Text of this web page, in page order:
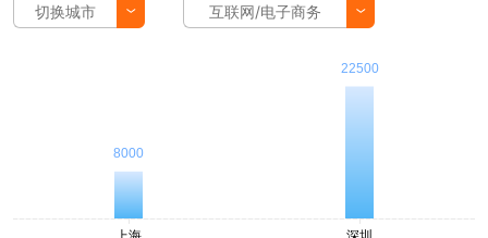
切换城市 互联网/电子商务